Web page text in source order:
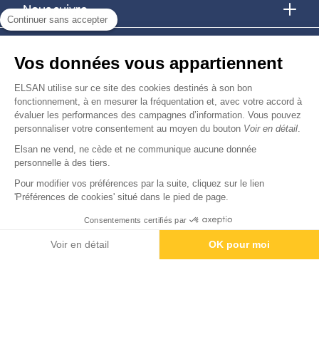
Continuer sans accepter
Vos données vous appartiennent
ELSAN utilise sur ce site des cookies destinés à son bon
fonctionnement, à en mesurer la fréquentation et, avec votre accord à
évaluer les performances des campagnes d’information. Vous pouvez
personnaliser votre consentement au moyen du bouton Voir en détail
Elsan ne vend, ne cède et ne communique aucune donnée
personnelle à des tiers.
Pour modifier vos préférences par la suite, cliquez sur le lien
'Préférences de cookies' situé dans le pied de page.
Consentements certifiés par
Voir en détail OK pour moi
Nous suivre
Nous rejoindre
Devenir fournisseur
© Copyright 2026 Elsan
Mentions Légales-Données personnelles
Agence digitale : VOID